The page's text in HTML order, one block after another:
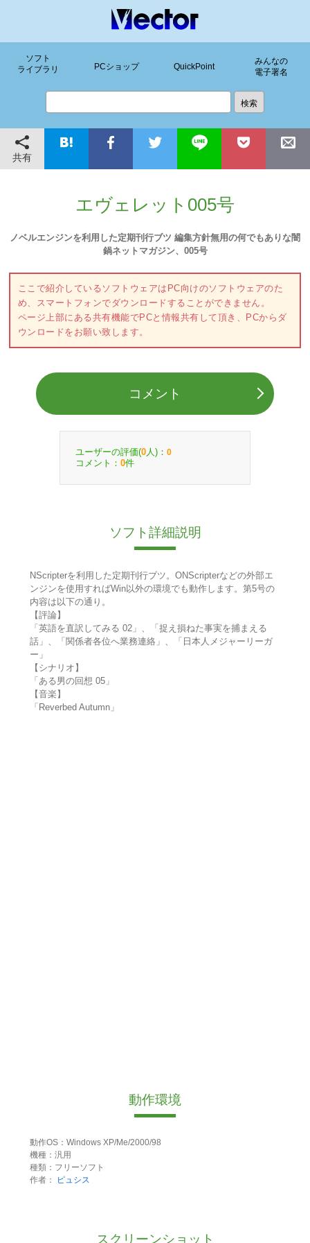
ソフト
ライブラリ
PCショップ QuickPoint
みんなの
電子署名
共有
エヴェレット005号
ノベルエンジンを利用した定期刊行ブツ 編集方針無用の何でもありな闇
鍋ネットマガジン、005号
ここで紹介しているソフトウェアはPC向けのソフトウェアのた
め、スマートフォンでダウンロードすることができません。
ページ上部にある共有機能でPCと情報共有して頂き、PCからダ
ウンロードをお願い致します。
コメント
ユーザーの評価(0 人)： 0
コメント： 0件
ソフト詳細説明
NScripterを利用した定期刊行ブツ。ONScripterなどの外部エ
ンジンを使用すればWin以外の環境でも動作します。第5号の
内容は以下の通り。
【評論】
「英語を直訳してみる 02」、「捉え損ねた事実を捕まえる
話」、「関係者各位へ業務連絡」、「日本人メジャーリーガ
ー」
【シナリオ】
「ある男の回想 05」
【音楽】
「Reverbed Autumn」
動作環境
動作OS：Windows XP/Me/2000/98
機種：汎用
種類：フリーソフト
作者：
ピュシス
スクリーンショット